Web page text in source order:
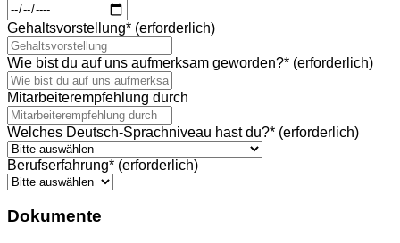
Gehaltsvorstellung* (erforderlich)
Wie bist du auf uns aufmerksam geworden?* (erforderlich)
Mitarbeiterempfehlung durch
Welches Deutsch-Sprachniveau hast du?* (erforderlich)
Berufserfahrung* (erforderlich)
Dokumente